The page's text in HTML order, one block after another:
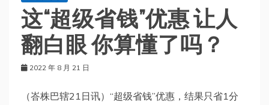
这“超级省钱”优惠 让人
翻白眼 你算懂了吗？
2022 年 8 月 21 日
（峇株巴辖21日讯）“超级省钱”优惠，结果只省1分